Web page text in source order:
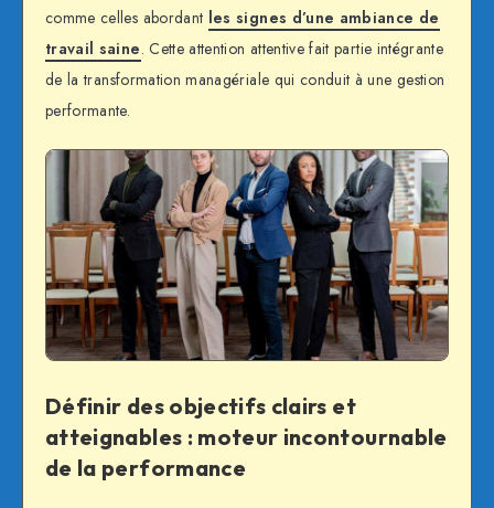
comme celles abordant les signes d’une ambiance de
travail saine. Cette attention attentive fait partie intégrante
de la transformation managériale qui conduit à une gestion
performante.
Définir des objectifs clairs et
atteignables : moteur incontournable
de la performance